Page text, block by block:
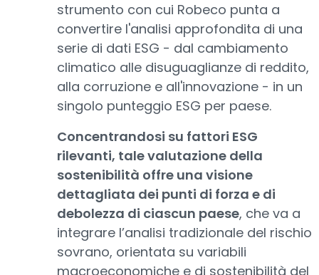
strumento con cui Robeco punta a
convertire l'analisi approfondita di una
serie di dati ESG - dal cambiamento
climatico alle disuguaglianze di reddito,
alla corruzione e all'innovazione - in un
singolo punteggio ESG per paese.
Concentrandosi su fattori ESG
rilevanti, tale valutazione della
sostenibilità offre una visione
dettagliata dei punti di forza e di
debolezza di ciascun paese, che va a
integrare l’analisi tradizionale del rischio
sovrano, orientata su variabili
macroeconomiche e di sostenibilità del